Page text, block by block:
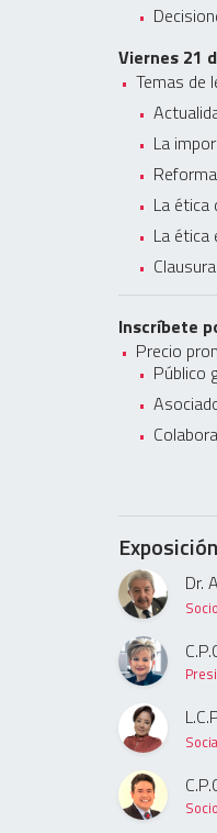
Viernes 21
Temas de
La
La
La ética
Clausura
Inscríbete
Precio
Público
Exposición
Dr.